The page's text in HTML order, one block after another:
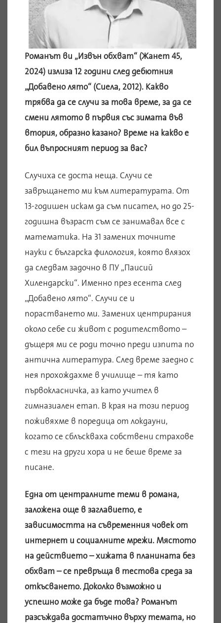
Романът ви „Извън обхват“ (Жанет 45,
2024) излиза 12 години след дебютния
„Добавено лято“ (Сиела, 2012). Какво
трябва да се случи за това време, за да се
смени лятото в първия със зимата във
втория, образно казано? Време на какво е
бил въпросният период за вас?
Случиха се доста неща. Случи се
завръщането ми към литературата. От
13-годишен искам да съм писател, но до 25-
годишна възраст съм се занимавал все с
математика. На 31 замених точните
науки с българска филология, която влязох
да следвам задочно в ПУ „Паисий
Хилендарски“. Именно през есента след
„Добавено лято“. Случи се и
порастването ми. Замених центрирания
около себе си живот с родителството –
дъщеря ми се роди точно преди изпита по
антична литература. След време заедно с
нея прохождахме в училище – тя като
първокласничка, аз като учител в
гимназиален етап. В края на този период
поживяхме в поредица от локдауни,
когато се сблъскваха собствени страхове
с тези на други хора и не беше време за
писане.
Една от централните теми в романа,
заложена още в заглавието, е
зависимостта на съвременния човек от
интернет и социалните мрежи. Мястото
на действието – хижата в планината без
обхват – се превръща в тестова среда за
откъсването. Доколко възможно и
успешно може да бъде това? Романът
разсъждава достатъчно върху темата, но